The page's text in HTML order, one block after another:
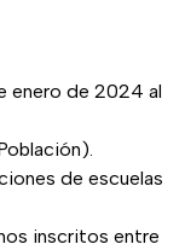
enero de 2024 al
de escuelas
inscritos entre